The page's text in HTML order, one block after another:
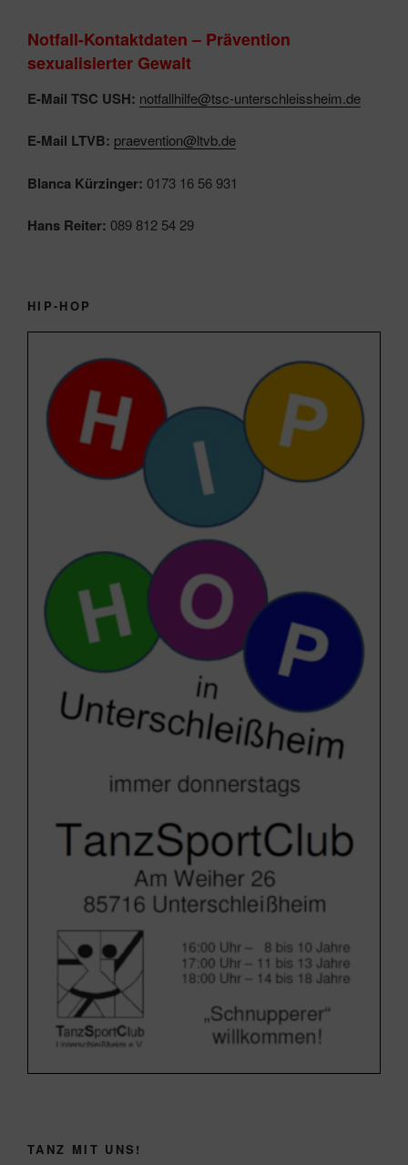
Notfall-Kontaktdaten – Prävention
sexualisierter Gewalt
E-Mail TSC USH: notfallhilfe@tsc-unterschleissheim.de
E-Mail LTVB: praevention@ltvb.de
Blanca Kürzinger: 0173 16 56 931
Hans Reiter: 089 812 54 29
HIP-HOP
TANZ MIT UNS!